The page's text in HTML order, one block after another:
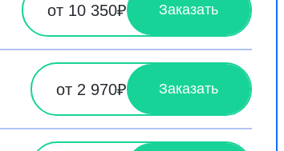
от 10 350₽ Заказать
от 2 970₽ Заказать